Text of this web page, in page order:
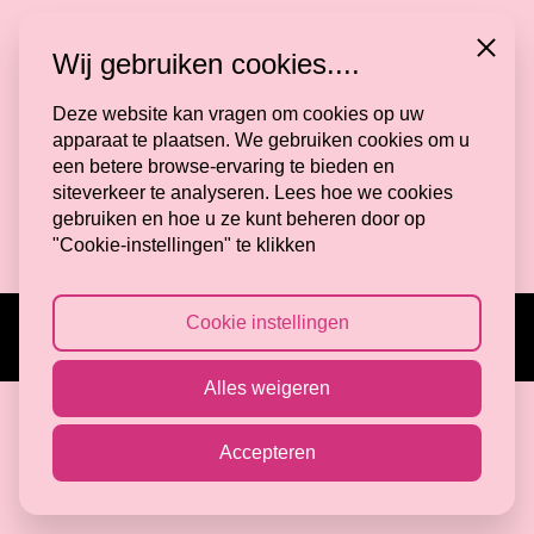
Volg mij
Algemene Voorwaarden
Privacy Verklaring
Veelgestelde vragen
Cookie Instellingen
© 2026 Made by Mone Tilburg
powered byAWINK
Wij gebruiken cookies....
Deze website kan vragen om cookies op uw
apparaat te plaatsen. We gebruiken cookies om u
een betere browse-ervaring te bieden en
siteverkeer te analyseren. Lees hoe we cookies
gebruiken en hoe u ze kunt beheren door op
"Cookie-instellingen" te klikken
Close
Cookie instellingen
Alles weigeren
Accepteren